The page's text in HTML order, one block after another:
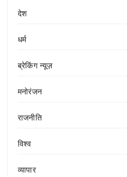
देश
धर्म
ब्रेकिंग न्यूज़
मनोरंजन
राजनीति
विश्व
व्यापार